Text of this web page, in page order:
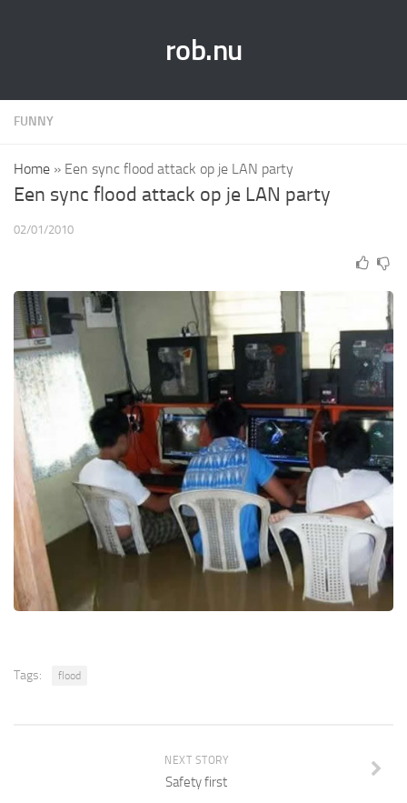
rob.nu
FUNNY
Home » Een sync flood attack op je LAN party
Een sync flood attack op je LAN party
02/01/2010
Tags: flood
NEXT STORY
Safety first